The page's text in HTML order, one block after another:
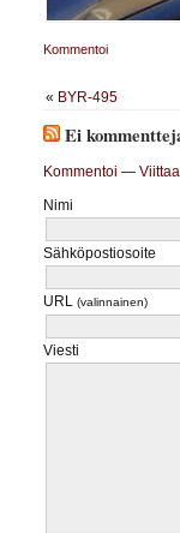
Kommentoi
« BYR-495
Ei
Kommentoi — Viittaa
Nimi
Sähköpostiosoite
URL (valinnainen)
Viesti